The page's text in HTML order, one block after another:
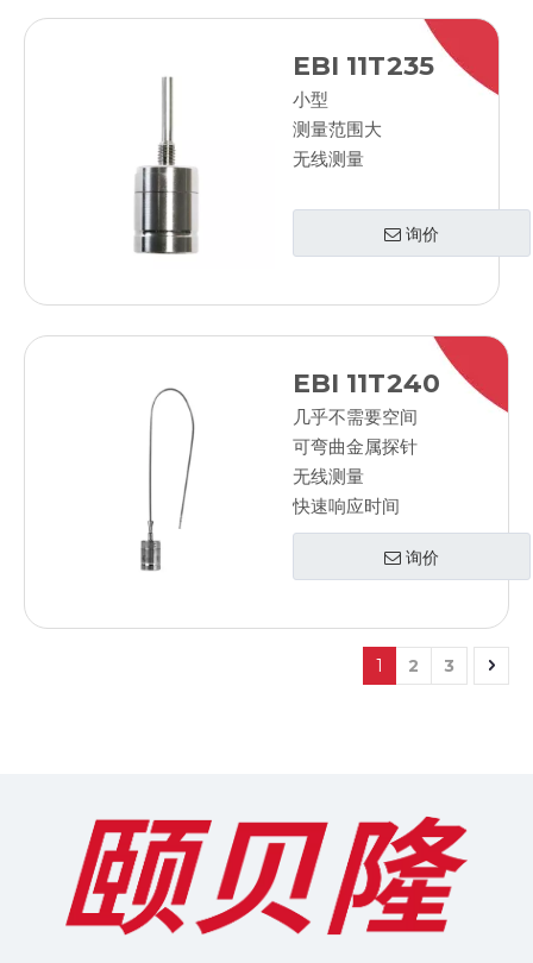
EBI 11T235
小型
测量范围大
无线测量
询价
EBI 11T240
几乎不需要空间
可弯曲金属探针
无线测量
快速响应时间
询价
1 2 3